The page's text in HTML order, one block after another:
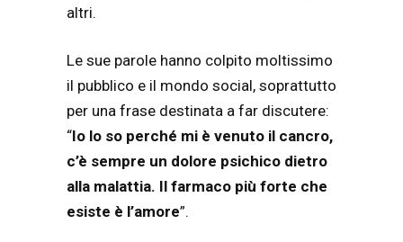
altri.
Le sue parole hanno colpito moltissimo
il pubblico e il mondo social, soprattutto
per una frase destinata a far discutere:
“Io lo so perché mi è venuto il cancro,
c’è sempre un dolore psichico dietro
alla malattia. Il farmaco più forte che
esiste è l’amore”.